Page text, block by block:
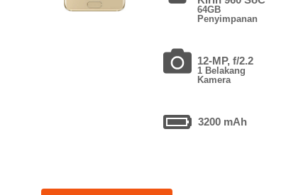
64GB
Penyimpanan
12-MP, f/2.2
1 Belakang
Kamera
3200 mAh